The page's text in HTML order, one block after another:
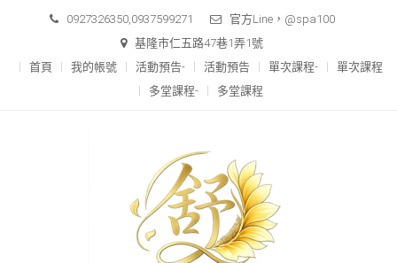
content
0927326350,0937599271
官方Line，@spa100
基隆市仁五路47巷1弄1號
首頁
我的帳號 活動預告- 活動預告 單次課程-
單次課程
多堂課程-
多堂課程